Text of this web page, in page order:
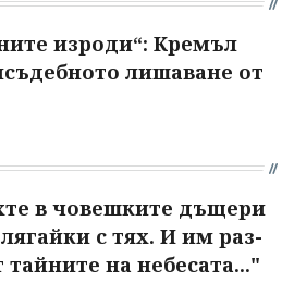
изроди“: Кремъл
лишаване от
в чо­вешките дъщери
с тях. И им раз­
на небесата..."